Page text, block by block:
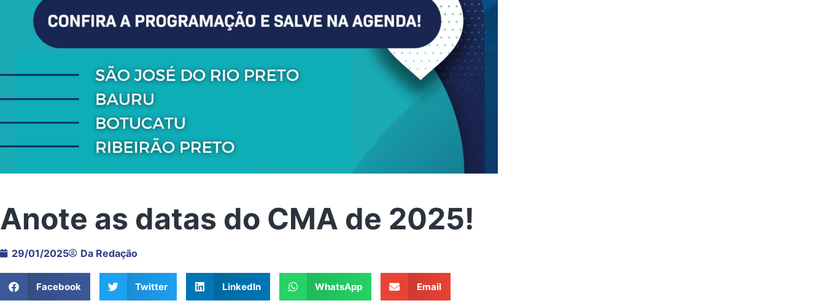
Anote as datas do CMA de 2025!
29/01/2025 Da Redação
Facebook Twitter LinkedIn WhatsApp Email